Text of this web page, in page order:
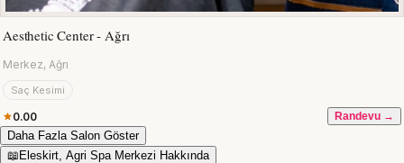
Aesthetic Center - Ağrı
Merkez, Ağrı
Saç Kesimi
0.00 Randevu →
Daha Fazla Salon Göster
📖 Eleskirt, Agri Spa Merkezi Hakkında